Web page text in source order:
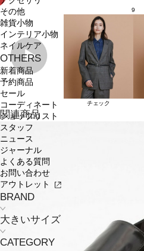
その他
雑貨小物
インテリア小物
ネイルケア
OTHERS
新着商品
予約商品
セール
コーディネート
ショップリスト
スタッフ
ニュース
ジャーナル
よくある質問
お問い合わせ
アウトレット
BRAND
大きいサイズ
CATEGORY
9
チェック
関連商品